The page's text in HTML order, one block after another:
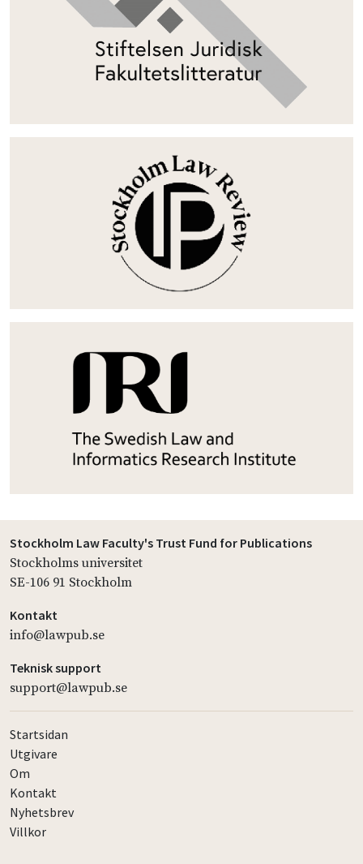
Stockholm Law Faculty's Trust Fund for Publications
Stockholms universitet
SE-106 91 Stockholm
Kontakt
info@lawpub.se
Teknisk support
support@lawpub.se
Startsidan
Utgivare
Om
Kontakt
Nyhetsbrev
Villkor